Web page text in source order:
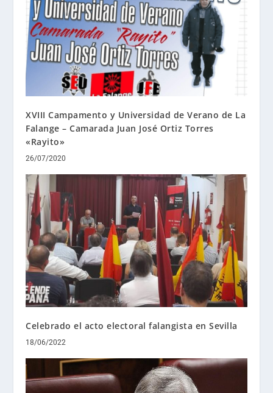
XVIII Campamento y Universidad de Verano de La
Falange – Camarada Juan José Ortiz Torres
«Rayito»
26/07/2020
Celebrado el acto electoral falangista en Sevilla
18/06/2022